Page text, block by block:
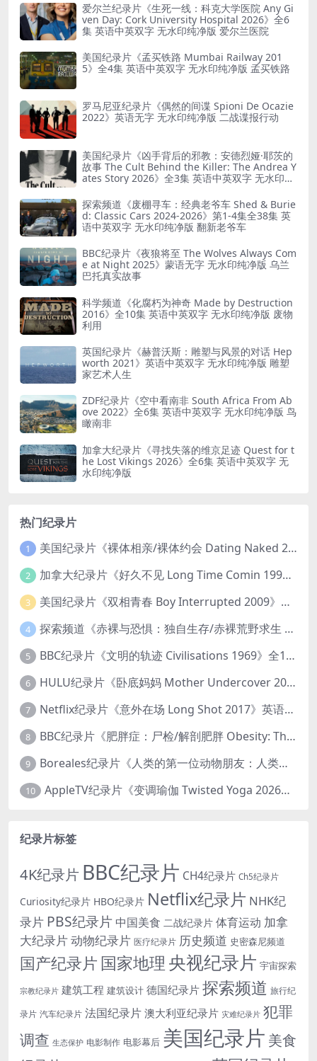
爱尔兰纪录片《生死一线：科克大学医院 Any Gi
ven Day: Cork University Hospital 2026》全6
集 英语中英双字 无水印纯净版 爱尔兰医院
美国纪录片《孟买铁路 Mumbai Railway 201
5》全4集 英语中英双字 无水印纯净版 孟买铁路
罗马尼亚纪录片《偶然的间谍 Spioni De Ocazie
2022》英语无字 无水印纯净版 二战谍报行动
美国纪录片《凶手背后的邪教：安德烈娅·耶茨的
故事 The Cult Behind the Killer: The Andrea Y
ates Story 2026》全3集 英语中英双字 无水印纯
探索频道《废棚寻车：经典老爷车 Shed & Burie
d: Classic Cars 2024-2026》第1-4集全38集 英
语中英双字 无水印纯净版 翻新老爷车
BBC纪录片《夜狼将至 The Wolves Always Com
e at Night 2025》蒙语无字 无水印纯净版 乌兰
巴托真实故事
科学频道《化腐朽为神奇 Made by Destruction
2016》全10集 英语中英双字 无水印纯净版 废物
利用
英国纪录片《赫普沃斯：雕塑与风景的对话 Hep
worth 2021》英语中英双字 无水印纯净版 雕塑
家艺术人生
ZDF纪录片《空中看南非 South Africa From Ab
ove 2022》全6集 英语中英双字 无水印纯净版 鸟
瞰南非
加拿大纪录片《寻找失落的维京足迹 Quest for t
he Lost Vikings 2026》全6集 英语中英双字 无
水印纯净版
热门纪录片
1 美国纪录片《裸体相亲/裸体约会 Dating Naked 2014-2016》第1-3季全33集 英语中英双字 无水印纯净版 1080P/MKV/85.6G 裸体相亲真人秀
2 加拿大纪录片《好久不见 Long Time Comin 1993》英语中英双字 官方纯净版 1080P/MKV/1G 女同性艺术家
3 美国纪录片《双相青春 Boy Interrupted 2009》英语中英双字 官方纯净版 1080P/MKV/1.43G 青少年躁郁症
4 探索频道《赤裸与恐惧：独自生存/赤裸荒野求生 Naked and Afraid: Solo 2023》第一季全8集 英语中英双字 官方纯净版 高码1080P/MKV/45.4G
5 BBC纪录片《文明的轨迹 Civilisations 1969》全13集 英语中英双字 高清收藏版 1080P/MKV/64.1G 西方艺术史话
6 HULU纪录片《卧底妈妈 Mother Undercover 2023》全4集 英语中英双字 官方纯净版 1080P/MKV/7.6G 拯救孩子
7 Netflix纪录片《意外在场 Long Shot 2017》英语中字 720P/NKV/1.06GB 美国谋杀误判案件
8 BBC纪录片《肥胖症：尸检/解剖肥胖 Obesity: The Post Mortem 2016》英语中英双字 无水印纯净版 1080P/MKV/1.03G
9 Boreales纪录片《人类的第一位动物朋友：人类和狗的神奇故事 Man’s First Friend 2018》英语中英双字 1080P/MP4/1.8G 狗的神奇故事
10 AppleTV纪录片《变调瑜伽 Twisted Yoga 2026》全3集 英语中英双字 无水印纯净版 1080P/MKV/10G 瑜伽大师背后的真相
纪录片标签
4K纪录片 BBC纪录片 CH4纪录片 Ch5纪录片
Curiosity纪录片 HBO纪录片 Netflix纪录片 NHK纪
录片 PBS纪录片 中国美食 二战纪录片 体育运动 加拿
大纪录片动物纪录片 医疗纪录片 历史频道 史密森尼频道
国产纪录片 国家地理 央视纪录片 宇宙探索
宗教纪录片 建筑工程 建筑设计 德国纪录片 探索频道 旅行纪
录片 汽车纪录片 法国纪录片 澳大利亚纪录片 灾难纪录片 犯罪
调查 生态保护 电影制作 电影幕后 美国纪录片 美食